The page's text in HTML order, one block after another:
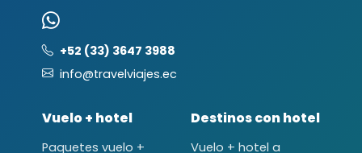
+52 (33) 3647 3988
info@travelviajes.ec
Vuelo + hotel
Paquetes vuelo +
Destinos con hotel
Vuelo + hotel a